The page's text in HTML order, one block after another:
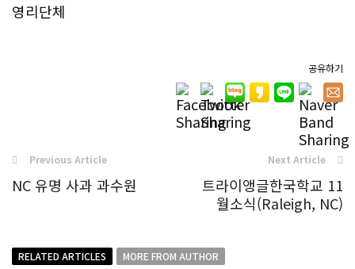
영리단체
공유하기
Previous Article
NC 유명 사과 과수원
Next Article
트라이앵글한국학교 11
월소식(Raleigh, NC)
RELATED ARTICLES
MORE FROM AUTHOR